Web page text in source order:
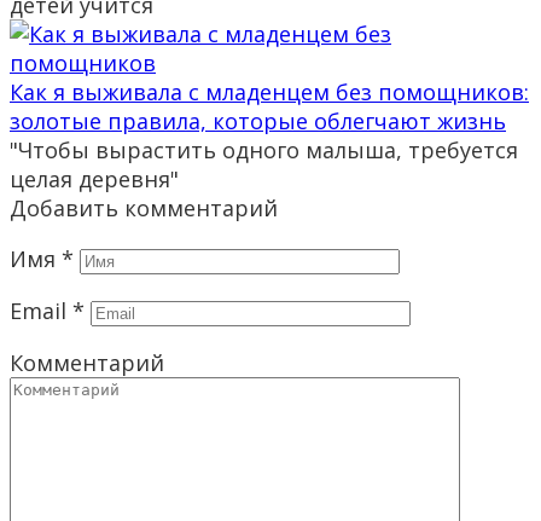
Как я выживала с младенцем без помощников:
золотые правила, которые облегчают жизнь
"Чтобы вырастить одного малыша, требуется
целая деревня"
Добавить комментарий
Имя *
Email *
Комментарий